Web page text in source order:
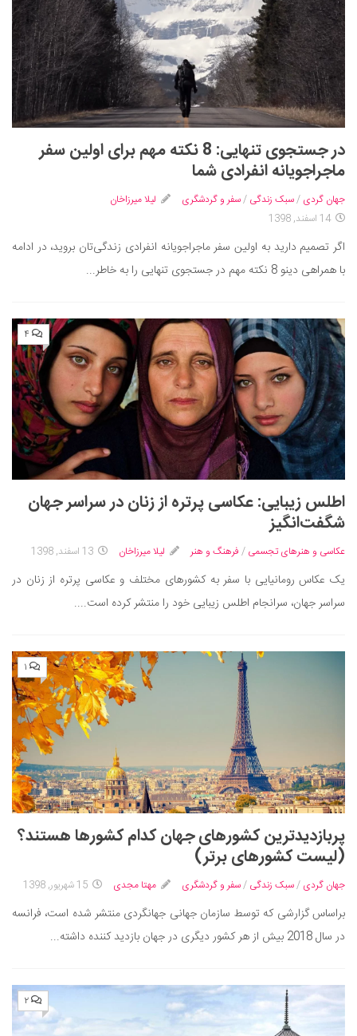
فناوری‌ها
نجوم و هوا فضا
زمین و محیط زیست
خودرو
سرگرمی
دانستنی‌ها
طنز
فال
مسابقه
در جستجوی تنهایی: 8 نکته مهم برای اولین سفر
ماجراجویانه انفرادی شما
جهان گردی /سبک زندگی /سفر و گردشگری
لیلا میرزاخان
14 اسفند, 1398
اگر تصمیم دارید به اولین سفر ماجراجویانه انفرادی زندگی‌تان بروید، در ادامه
با همراهی دینو 8 نکته مهم در جستجوی تنهایی را به خاطر...
۴
اطلس زیبایی: عکاسی پرتره از زنان در سراسر جهان
شگفت‌انگیز
عکاسی و هنرهای تجسمی / فرهنگ و هنر لیلا میرزاخان 13 اسفند, 1398
یک عکاس رومانیایی با سفر به کشورهای مختلف و عکاسی پرتره از زنان در
سراسر جهان، سرانجام اطلس زیبایی خود را منتشر کرده است....
۱
پربازدیدترین کشورهای جهان کدام کشورها هستند؟
(لیست کشورهای برتر)
جهان گردی /سبک زندگی /سفر و گردشگری مهتا مجدی 15 شهریور, 1398
براساس گزارشی که توسط سازمان جهانی جهانگردی منتشر شده است، فرانسه
در سال 2018 بیش از هر کشور دیگری در جهان بازدید کننده داشته...
۲